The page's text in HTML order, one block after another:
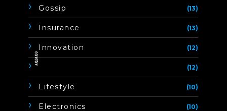
Gossip (13)
Insurance (13)
Innovation (12)
(12)
Lifestyle (10)
Electronics (10)